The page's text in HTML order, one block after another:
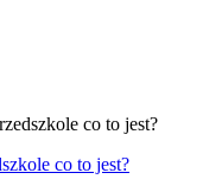
co to jest?